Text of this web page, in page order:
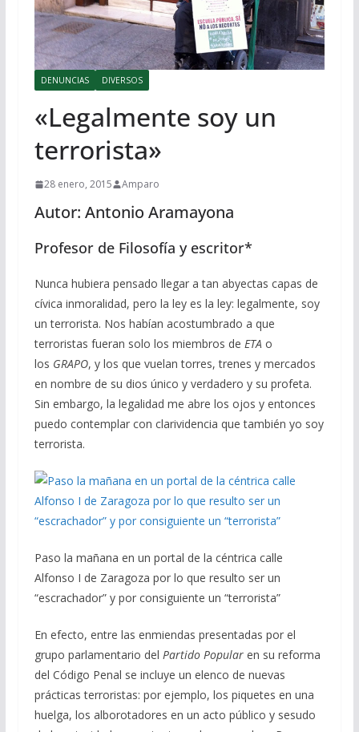
DENUNCIAS DIVERSOS
«Legalmente soy un
terrorista»
28 enero, 2015 Amparo
Autor: Antonio Aramayona
Profesor de Filosofía y escritor*
Nunca hubiera pensado llegar a tan abyectas capas de
cívica inmoralidad, pero la ley es la ley: legalmente, soy
un terrorista. Nos habían acostumbrado a que
terroristas fueran solo los miembros de ETA o
los GRAPO, y los que vuelan torres, trenes y mercados
en nombre de su dios único y verdadero y su profeta.
Sin embargo, la legalidad me abre los ojos y entonces
puedo contemplar con clarividencia que también yo soy
terrorista.
Paso la mañana en un portal de la céntrica calle
Alfonso I de Zaragoza por lo que resulto ser un
“escrachador” y por consiguiente un “terrorista”
En efecto, entre las enmiendas presentadas por el
grupo parlamentario del Partido Popularen su reforma
del Código Penal se incluye un elenco de nuevas
prácticas terroristas: por ejemplo, los piquetes en una
huelga, los alborotadores en un acto público y sesudo